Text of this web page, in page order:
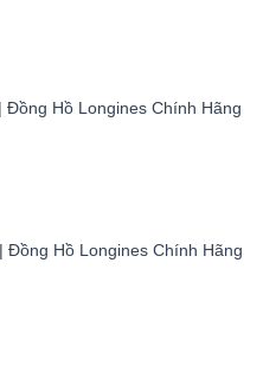
Đồng Hồ Longines Chính Hãng
Đồng Hồ Longines Chính Hãng